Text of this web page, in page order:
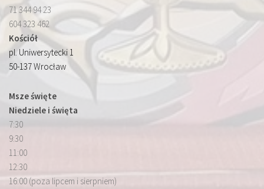
71 344 94 23
604 323 462
Kościół
pl. Uniwersytecki 1
50-137 Wrocław
Msze święte
Niedziele i święta
7:30
9:30
11:00
12:30
16:00 (poza lipcem i sierpniem)